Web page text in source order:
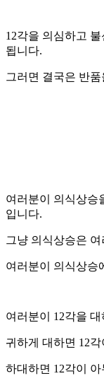
12각을 의심하고
됩니다.
그러면 결국은 반
여러분이 의식상승
입니다.
그냥 의식상승은
여러분이 의식상승
여러분이 12각을
귀하게 대하면 12
하대하면 12각이